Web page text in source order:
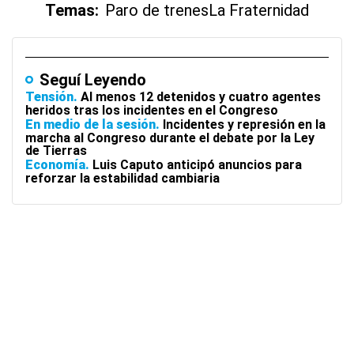
Temas: Paro de trenesLa Fraternidad
Seguí Leyendo
Tensión Al menos 12 detenidos y cuatro agentes
heridos tras los incidentes en el Congreso
En medio de la sesión Incidentes y represión en la
marcha al Congreso durante el debate por la Ley
de Tierras
Economía Luis Caputo anticipó anuncios para
reforzar la estabilidad cambiaria